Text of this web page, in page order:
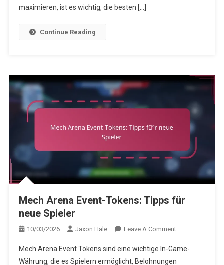
maximieren, ist es wichtig, die besten […]
Continue Reading
Mech Arena Event-Tokens: Tipps für
neue Spieler
10/03/2026 Jaxon Hale Leave A CommentOn
Arena
Event-
Mech Arena Event Tokens sind eine wichtige In-Game-
Währung, die es Spielern ermöglicht, Belohnungen